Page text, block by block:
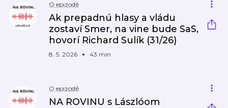
O epizodě
Ak prepadnú hlasy a vládu
zostaví Smer, na vine bude SaS,
hovorí Richard Sulík (31/26)
8. 5. 2026 43 min
O epizodě
NA ROVINU s Lászlóom